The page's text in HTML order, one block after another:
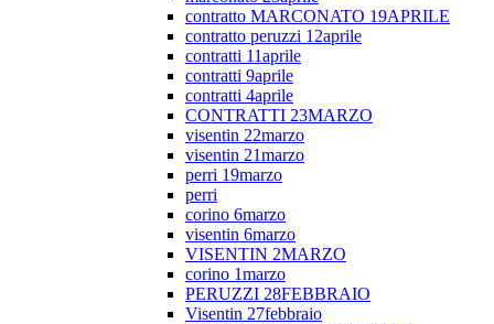
contratto MARCONATO 19APRILE
contratto peruzzi 12aprile
contratti 11aprile
contratti 9aprile
contratti 4aprile
CONTRATTI 23MARZO
visentin 22marzo
visentin 21marzo
perri 19marzo
perri
corino 6marzo
visentin 6marzo
VISENTIN 2MARZO
corino 1marzo
PERUZZI 28FEBBRAIO
Visentin 27febbraio